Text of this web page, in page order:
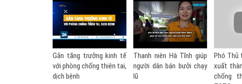
Gắn tăng trưởng kinh tế
với phòng chống thiên tai,
Thanh niên Hà Tĩnh giúp
người dân bán bưởi chạy
Phó Thủ tướng nói về đề
xuất thành lập Bộ Phòng
chống thiên tai | VTV